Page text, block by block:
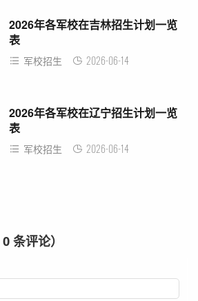
2026年各军校在吉林招生计划一览
表
军校招生 2026-06-14
2026年各军校在辽宁招生计划一览
表
军校招生 2026-06-14
0 条评论）